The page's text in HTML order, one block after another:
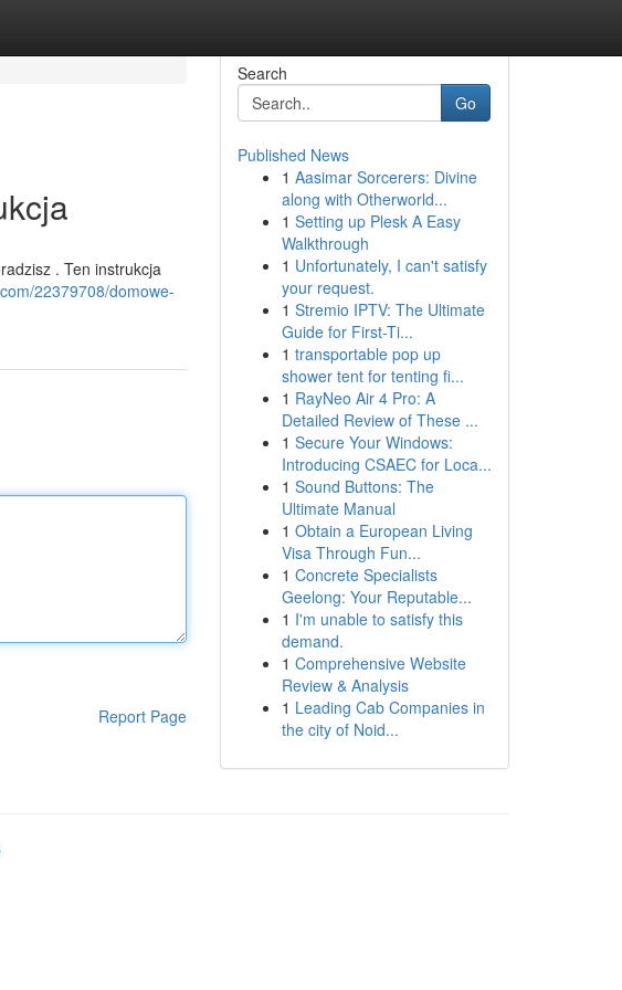
. Ten instrukcja
22379708/domowe-
Report Page
Search
Go
Published News
1 Aasimar Sorcerers: Divine
along with Otherworld...
1 Setting up Plesk A Easy
Walkthrough
1 Unfortunately, I can't satisfy
your request.
1 Stremio IPTV: The Ultimate
Guide for First-Ti...
1 transportable pop up
shower tent for tenting fi...
1 RayNeo Air 4 Pro: A
Detailed Review of These ...
1 Secure Your Windows:
Introducing CSAEC for Loca...
1 Sound Buttons: The
Ultimate Manual
1 Obtain a European Living
Visa Through Fun...
1 Concrete Specialists
Geelong: Your Reputable...
1 I'm unable to satisfy this
demand.
1 Comprehensive Website
Review & Analysis
1 Leading Cab Companies in
the city of Noid...